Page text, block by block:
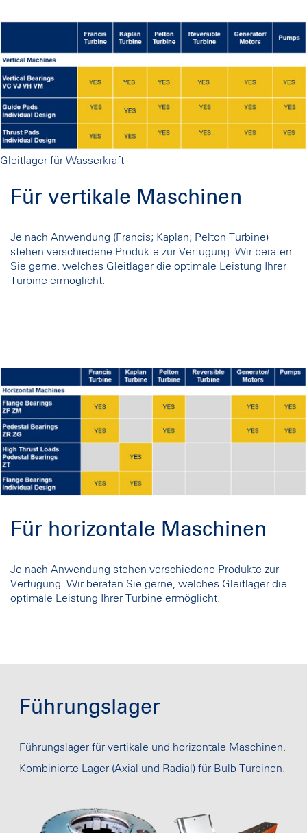
Gleitlager für Wasserkraft
Für vertikale Maschinen
Je nach Anwendung (Francis; Kaplan; Pelton Turbine)
stehen verschiedene Produkte zur Verfügung. Wir beraten
Sie gerne, welches Gleitlager die optimale Leistung Ihrer
Turbine ermöglicht.
Für horizontale Maschinen
Je nach Anwendung stehen verschiedene Produkte zur
Verfügung. Wir beraten Sie gerne, welches Gleitlager die
optimale Leistung Ihrer Turbine ermöglicht.
Führungslager
Führungslager für vertikale und horizontale Maschinen.
Kombinierte Lager (Axial und Radial) für Bulb Turbinen.